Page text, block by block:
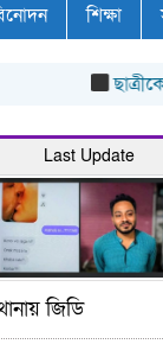
শিক্ষা
ছাত্রীকে
Last Update
জিডি